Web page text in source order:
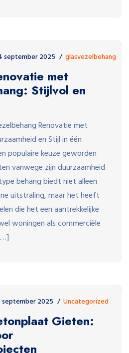
september 2025 glasvezelbehang
met
Stijlvol en
Renovatie met
en Stijl in één
populaire keuze geworden
vanwege zijn duurzaamheid
behang biedt niet alleen
uitstraling, maar het heeft
die het een aantrekkelijke
woningen als commerciële
september 2025 Uncategorized
Gieten: